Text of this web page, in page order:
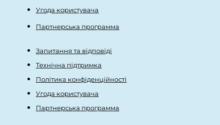
Угода користувача
Партнерська программа
Запитання та відповіді
Технічна підтримка
Політика конфіденційності
Угода користувача
Партнерська программа